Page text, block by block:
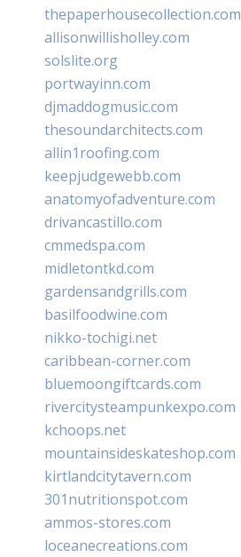
thepaperhousecollection.com
allisonwillisholley.com
solslite.org
portwayinn.com
djmaddogmusic.com
thesoundarchitects.com
allin1roofing.com
keepjudgewebb.com
anatomyofadventure.com
drivancastillo.com
cmmedspa.com
midletontkd.com
gardensandgrills.com
basilfoodwine.com
nikko-tochigi.net
caribbean-corner.com
bluemoongiftcards.com
rivercitysteampunkexpo.com
kchoops.net
mountainsideskateshop.com
kirtlandcitytavern.com
301nutritionspot.com
ammos-stores.com
loceanecreations.com